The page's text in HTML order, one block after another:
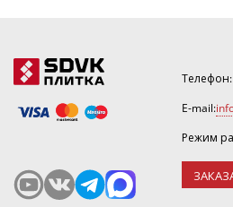
Телефон:
E-mail:
Режим